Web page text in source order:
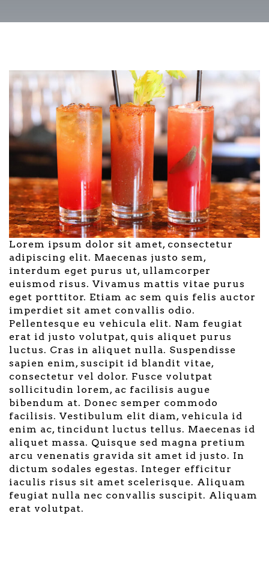
Lorem ipsum dolor sit amet, consectetur
adipiscing elit. Maecenas justo sem,
interdum eget purus ut, ullamcorper
euismod risus. Vivamus mattis vitae purus
eget porttitor. Etiam ac sem quis felis auctor
imperdiet sit amet convallis odio.
Pellentesque eu vehicula elit. Nam feugiat
erat id justo volutpat, quis aliquet purus
luctus. Cras in aliquet nulla. Suspendisse
sapien enim, suscipit id blandit vitae,
consectetur vel dolor. Fusce volutpat
sollicitudin lorem, ac facilisis augue
bibendum at. Donec semper commodo
facilisis. Vestibulum elit diam, vehicula id
enim ac, tincidunt luctus tellus. Maecenas id
aliquet massa. Quisque sed magna pretium
arcu venenatis gravida sit amet id justo. In
dictum sodales egestas. Integer efficitur
iaculis risus sit amet scelerisque. Aliquam
feugiat nulla nec convallis suscipit. Aliquam
erat volutpat.